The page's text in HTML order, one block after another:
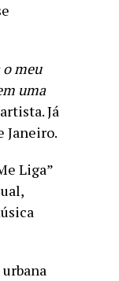
meu
uma
Já
Janeiro.
Liga”